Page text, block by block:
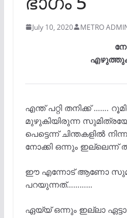
July 10, 2020 METRO
എന്ത് പറ്റി തനിക്ക് …….
മുഴുകിയിരുന്ന
പെട്ടെന്ന് ചിന്തകളിൽ
നോക്കി ഒന്നും ഇല്ലെന്ന്
ഈ എന്നോട് ആണോ
പറയുന്നത്…………
ഏയ്യ് ഒന്നും ഇല്ലാ